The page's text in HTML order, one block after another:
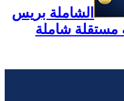
الشاملة بريس
مستقلة شاملة